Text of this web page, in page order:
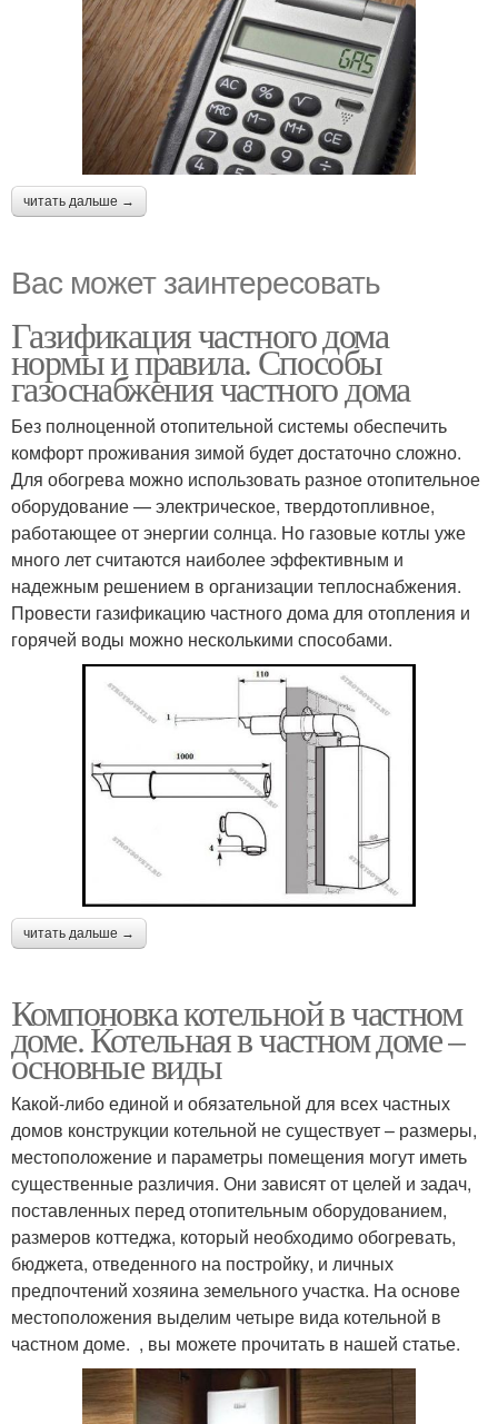
читать дальше →
Вас может заинтересовать
Газификация частного дома
нормы и правила. Способы
газоснабжения частного дома
Без полноценной отопительной системы обеспечить
комфорт проживания зимой будет достаточно сложно.
Для обогрева можно использовать разное отопительное
оборудование — электрическое, твердотопливное,
работающее от энергии солнца. Но газовые котлы уже
много лет считаются наиболее эффективным и
надежным решением в организации теплоснабжения.
Провести газификацию частного дома для отопления и
горячей воды можно несколькими способами.
читать дальше →
Компоновка котельной в частном
доме. Котельная в частном доме –
основные виды
Какой-либо единой и обязательной для всех частных
домов конструкции котельной не существует – размеры,
местоположение и параметры помещения могут иметь
существенные различия. Они зависят от целей и задач,
поставленных перед отопительным оборудованием,
размеров коттеджа, который необходимо обогревать,
бюджета, отведенного на постройку, и личных
предпочтений хозяина земельного участка. На основе
местоположения выделим четыре вида котельной в
частном доме. , вы можете прочитать в нашей статье.